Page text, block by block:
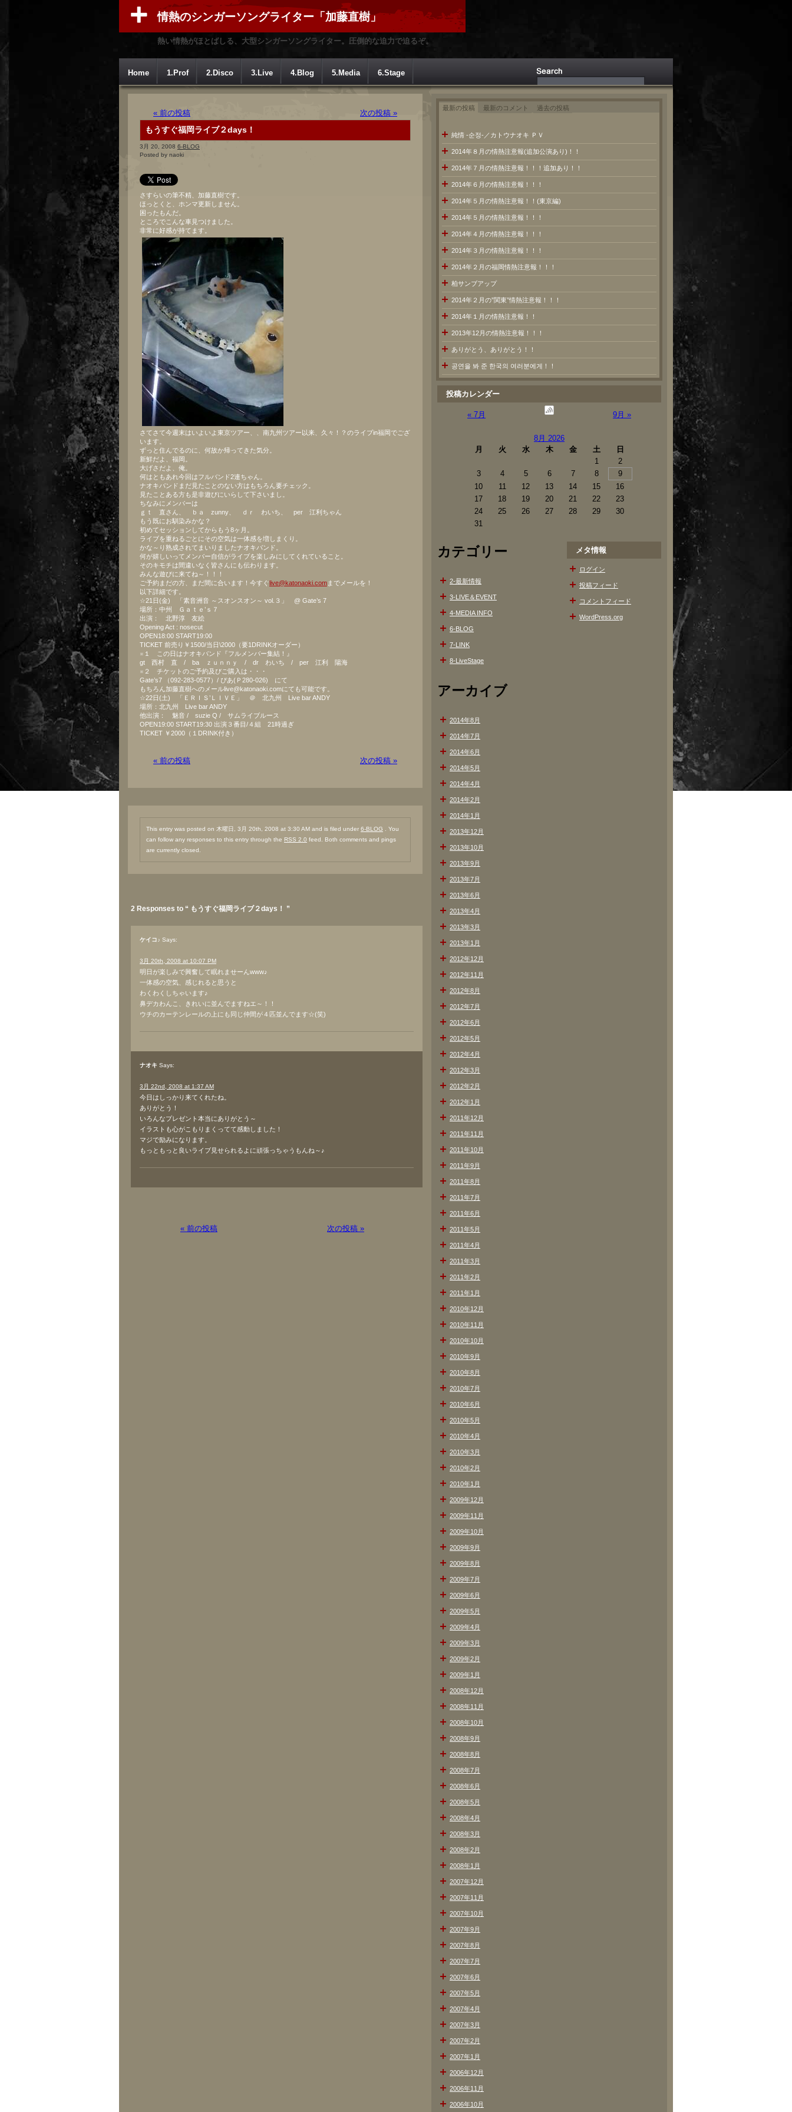
情熱のシンガーソングライター「加藤直樹」
熱い情熱がほとばしる、大型シンガーソングライター。圧倒的な迫力で迫るぞ。
Home 1.Prof 2.Disco 3.Live 4.Blog 5.Media 6.Stage
« 前の投稿 次の投稿 »
もうすぐ福岡ライブ２days！
3月 20, 2008 6-BLOG
Posted by naoki
さすらいの筆不精、加藤直樹です。
ほっとくと、ホンマ更新しません。
困ったもんだ。
ところでこんな車見つけました。
非常に好感が持てます。
さてさて今週末はいよいよ東京ツアー、、南九州ツアー以来、久々！？のライブin福岡でござ
います。
ずっと住んでるのに、何故か帰ってきた気分。
新鮮だよ、福岡。
大げさだよ、俺。
何はともあれ今回はフルバンド2連ちゃん。
ナオキバンドまだ見たことのない方はもちろん要チェック。
見たことある方も是非遊びにいらして下さいまし。
ちなみにメンバーは
ｇｔ 直さん、 ｂａ zunny、 ｄｒ わいち、 per 江利ちゃん
もう既にお馴染みかな？
初めてセッションしてからもう8ヶ月。
ライブを重ねるごとにその空気は一体感を増しまくり。
かな～り熟成されてまいりましたナオキバンド。
何が嬉しいってメンバー自信がライブを楽しみにしてくれていること。
そのキモチは間違いなく皆さんにも伝わります。
みんな遊びに来てね～！！！
ご予約まだの方、まだ間に合います！今すぐlive@katonaoki.comまでメールを！
以下詳細です。
☆21日(金) 「素音洲音 ～スオンスオン～ vol.３」 @ Gate’s 7
場所：中州 Ｇａｔｅ’ｓ７
出演： 北野淳 友絵
Opening Act : nosecut
OPEN18:00 START19:00
TICKET 前売り￥1500/当日\2000（要1DRINKオーダー）
※１ この日はナオキバンド『フルメンバー集結！』
gt 西村 直 / ba ｚｕｎｎｙ / dr わいち / per 江利 陽海
※２ チケットのご予約及びご購入は・・・
Gate’s7 （092-283-0577）/ ぴあ(Ｐ280-026) にて
もちろん加藤直樹へのメールlive@katonaoki.comにても可能です。
☆22日(土) 「ＥＲＩＳ’ＬＩＶＥ」 ＠ 北九州 Live bar ANDY
場所：北九州 Live bar ANDY
他出演： 魅音 / suzie Q / サムライブルース
OPEN19:00 START19:30 出演３番目/４組 21時過ぎ
TICKET ￥2000（１DRINK付き）
« 前の投稿 次の投稿 »
This entry was posted on 木曜日, 3月 20th, 2008 at 3:30 AM and is filed under 6-BLOG . You
can follow any responses to this entry through the RSS 2.0 feed. Both comments and pings
are currently closed.
2 Responses to “ もうすぐ福岡ライブ２days！ ”
ケイコ♪ Says:
3月 20th, 2008 at 10:07 PM
明日が楽しみで興奮して眠れませーんwww♪
一体感の空気、感じれると思うと
わくわくしちゃいます♪
鼻デカわんこ、きれいに並んでますねエ～！！
ウチのカーテンレールの上にも同じ仲間が４匹並んでます☆(笑)
ナオキ Says:
3月 22nd, 2008 at 1:37 AM
今日はしっかり来てくれたね。
ありがとう！
いろんなプレゼント本当にありがとう～
イラストも心がこもりまくってて感動しました！
マジで励みになります。
もっともっと良いライブ見せられるよに頑張っちゃうもんね～♪
« 前の投稿 次の投稿 »
最新の投稿 最新のコメント 過去の投稿
純情 -순정-／カトウナオキ ＰＶ
2014年８月の情熱注意報(追加公演あり)！！
2014年７月の情熱注意報！！！追加あり！！
2014年６月の情熱注意報！！！
2014年５月の情熱注意報！！(東京編)
2014年５月の情熱注意報！！！
2014年４月の情熱注意報！！！
2014年３月の情熱注意報！！！
2014年２月の福岡情熱注意報！！！
柏サンブアップ
2014年２月の”関東”情熱注意報！！！
2014年１月の情熱注意報！！
2013年12月の情熱注意報！！！
ありがとう、ありがとう！！
공연을 봐 준 한국의 여러분에게！！
投稿カレンダー
« 7月 9月 »
8月 2026
月
火 水 木 金 土
日
1
2
3
4 5 6 7 8
9
10
11 12 13 14 15
16
17
18 19 20 21 22
23
24
25 26 27 28 29
30
31
カテゴリー
2-最新情報
3-LIVE＆EVENT
4-MEDIA INFO
6-BLOG
7-LINK
8-LiveStage
アーカイブ
2014年8月
2014年7月
2014年6月
2014年5月
2014年4月
2014年2月
2014年1月
2013年12月
2013年10月
2013年9月
2013年7月
2013年6月
2013年4月
2013年3月
2013年1月
2012年12月
2012年11月
2012年8月
2012年7月
2012年6月
2012年5月
2012年4月
2012年3月
2012年2月
2012年1月
2011年12月
2011年11月
2011年10月
2011年9月
2011年8月
2011年7月
2011年6月
2011年5月
2011年4月
2011年3月
2011年2月
2011年1月
2010年12月
2010年11月
2010年10月
2010年9月
2010年8月
2010年7月
2010年6月
2010年5月
2010年4月
2010年3月
2010年2月
2010年1月
2009年12月
2009年11月
2009年10月
2009年9月
2009年8月
2009年7月
2009年6月
2009年5月
2009年4月
2009年3月
2009年2月
2009年1月
2008年12月
2008年11月
2008年10月
2008年9月
2008年8月
2008年7月
2008年6月
2008年5月
2008年4月
2008年3月
2008年2月
2008年1月
2007年12月
2007年11月
2007年10月
2007年9月
2007年8月
2007年7月
2007年6月
2007年5月
2007年4月
2007年3月
2007年2月
2007年1月
2006年12月
2006年11月
2006年10月
メタ情報
ログイン
投稿フィード
コメントフィード
WordPress.org